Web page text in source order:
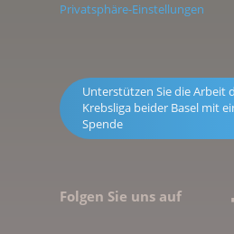
Privatsphäre-Einstellungen
Unterstützen Sie die Arbeit
Krebsliga beider Basel mit
Spende
Folgen Sie uns auf